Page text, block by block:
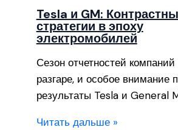
Tesla и GM:
стратегии в эпоху
электромобилей
Сезон отчетностей
разгаре, и особое внимание
результаты Tesla и General
Читать дальше »